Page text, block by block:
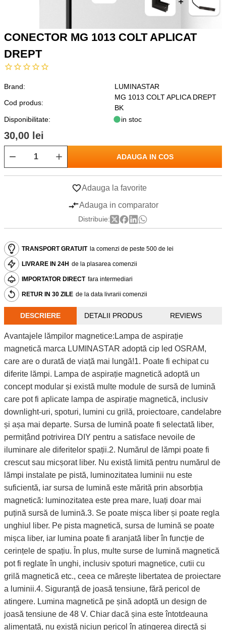
CONECTOR MG 1013 COLT APLICAT
DREPT
Brand:
LUMINASTAR
Cod produs:
MG 1013 COLT APLICA DREPT
BK
Disponibilitate:
in stoc
30,00 lei
ADAUGA IN COS
Adauga la favorite
Adauga in comparator
Distribuie:
TRANSPORT GRATUIT la comenzi de peste 500 de lei
LIVRARE IN 24H de la plasarea comenzii
IMPORTATOR DIRECT fara intermediari
RETUR IN 30 ZILE de la data livrarii comenzii
DESCRIERE DETALII PRODUS REVIEWS
Avantajele lămpilor magnetice:Lampa de aspirație
magnetică marca LUMINASTAR adoptă cip led OSRAM,
care are o durată de viață mai lungă!1. Poate fi echipat cu
diferite lămpi. Lampa de aspirație magnetică adoptă un
concept modular și există multe module de sursă de lumină
care pot fi aplicate lampa de aspirație magnetică, inclusiv
downlight-uri, spoturi, lumini cu grilă, proiectoare, candelabre
și așa mai departe. Sursa de lumină poate fi selectată liber,
permițând potrivirea DIY pentru a satisface nevoile de
iluminare ale diferitelor spații.2. Numărul de lămpi poate fi
crescut sau micșorat liber. Nu există limită pentru numărul de
lămpi instalate pe pistă, luminozitatea luminii nu este
suficientă, iar sursa de lumină este mărită prin absorbția
magnetică: luminozitatea este prea mare, luați doar mai
puțină sursă de lumină.3. Se poate mișca liber și poate regla
unghiul liber. Pe pista magnetică, sursa de lumină se poate
mișca liber, iar lumina poate fi aranjată liber în funcție de
cerințele de spațiu. În plus, multe surse de lumină magnetică
pot fi reglate în unghi, inclusiv spoturi magnetice, cutii cu
grilă magnetică etc., ceea ce mărește libertatea de proiectare
a luminii.4. Siguranță de joasă tensiune, fără pericol de
atingere. Lumina magnetică pe șină adoptă un design de
joasă tensiune de 48 V. Chiar dacă șina este întotdeauna
alimentată, nu există niciun pericol în atingerea directă și